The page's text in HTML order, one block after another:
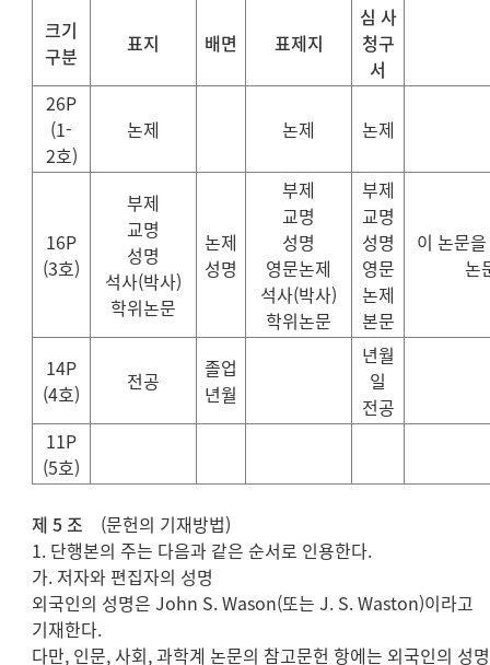
크기
구분
표지 배면 표제지
심 사
청구
서
26P
(1-
2호)
논제 논제 논제
16P
(3호)
부제
교명
성명
석사(박사)
학위논문
논제
성명
부제
교명
성명
영문논제
석사(박사)
학위논문
부제
교명
성명
영문
논제
본문
이 논문
논
14P
(4호) 전공
졸업
년월
년월
일
전공
11P
(5호)
제 5 조 (문헌의 기재방법)
1. 단행본의 주는 다음과 같은 순서로 인용한다.
가. 저자와 편집자의 성명
외국인의 성명은 John S. Wason(또는 J. S. Waston)이라고
기재한다.
다만, 인문, 사회, 과학계 논문의 참고문헌 항에는 외국인의 성